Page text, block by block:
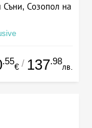
Созопол на
.55
€ / 137.98
лв.